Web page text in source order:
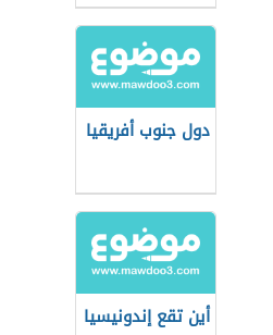
دول جنوب أفريقيا
أين تقع إندونيسيا